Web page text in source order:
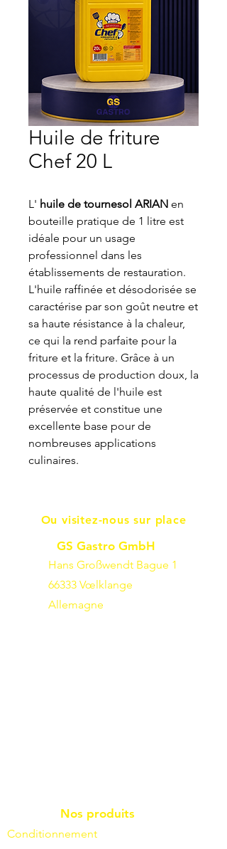
Huile de friture
Chef 20 L
L' huile de tournesol ARIAN en
bouteille pratique de 1 litre est
idéale pour un usage
professionnel dans les
établissements de restauration.
L'huile raffinée et désodorisée se
caractérise par son goût neutre et
sa haute résistance à la chaleur,
ce qui la rend parfaite pour la
friture et la friture. Grâce à un
processus de production doux, la
haute qualité de l'huile est
préservée et constitue une
excellente base pour de
nombreuses applications
culinaires.
Ou visitez-nous sur place
GS Gastro GmbH
Hans Großwendt Bague 1
66333 Vœlklange
Allemagne
Nos produits
Conditionnement